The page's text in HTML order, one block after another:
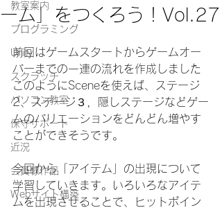
教室案内
プログラミング
Unity
スクラッチ
パソコン教室
保守サポート
近況
会員様作品
Webサイト構築
ーム」をつくろう！Vol.27
前回はゲームスタートからゲームオー
バーまでの一連の流れを作成しました
このようにSceneを使えば、ステージ
2、ステージ３，隠しステージなどゲー
ムのバリエーションをどんどん増やす
ことができそうです。
今回から「アイテム」の出現について
学習していきます。いろいろなアイテ
ムを出現させることで、ヒットポイン